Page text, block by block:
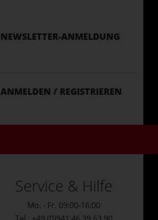
NEWSLETTER-ANMELDUNG
ANMELDEN / REGISTRIEREN
Service & Hilfe
Mo. - Fr. 09:00-16:00